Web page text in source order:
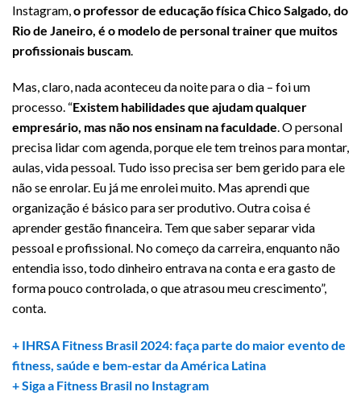
Instagram, o professor de educação física Chico Salgado, do
Rio de Janeiro, é o modelo de personal trainer que muitos
profissionais buscam
Mas, claro, nada aconteceu da noite para o dia – foi um
processo. “Existem habilidades que ajudam qualquer
empresário, mas não nos ensinam na faculdade. O personal
precisa lidar com agenda, porque ele tem treinos para montar,
aulas, vida pessoal. Tudo isso precisa ser bem gerido para ele
não se enrolar. Eu já me enrolei muito. Mas aprendi que
organização é básico para ser produtivo. Outra coisa é
aprender gestão financeira. Tem que saber separar vida
pessoal e profissional. No começo da carreira, enquanto não
entendia isso, todo dinheiro entrava na conta e era gasto de
forma pouco controlada, o que atrasou meu crescimento”,
conta.
+ IHRSA Fitness Brasil 2024: faça parte do maior evento de
fitness, saúde e bem-estar da América Latina
+ Siga a Fitness Brasil no Instagram